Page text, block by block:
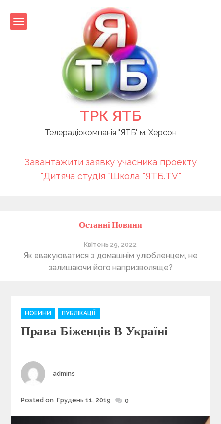
content
ТРК ЯТБ
Телерадіокомпанія "ЯТБ" м. Херсон
Завантажити заявку учасника проекту
"Дитяча студія "Школа "ЯТБ.TV"
Останні Новини
Квітень 29, 2022
Як евакуюватися з домашнім улюбленцем, не
залишаючи його напризволяще?
C
a
r
s
НОВИНИ ПУБЛІКАЦІЇ
Права Біженців В Україні
Author
admins
Posted
Posted on Грудень 11, 2019 0